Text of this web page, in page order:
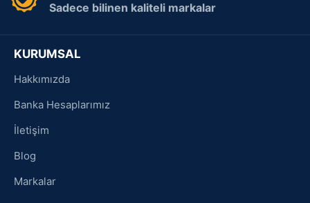
Sadece bilinen kaliteli markalar
KURUMSAL
Hakkımızda
Banka Hesaplarımız
İletişim
Blog
Markalar